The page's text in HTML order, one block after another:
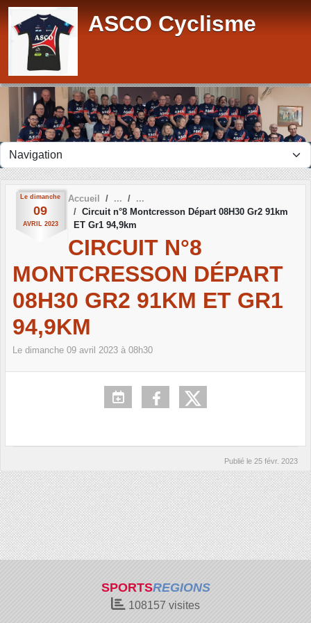
ASCO Cyclisme
Le dimanche
09
AVRIL 2023
Accueil
Circuit n°8 Montcresson Départ 08H30 Gr2 91km
ET Gr1 94,9km
CIRCUIT N°8
MONTCRESSON DÉPART
08H30 GR2 91KM ET GR1
94,9KM
Le dimanche 09 avril 2023 à 08h30
Publié le 25 févr. 2023
SPORTSREGIONS
108157 visites
Panneau de gestion des cookies